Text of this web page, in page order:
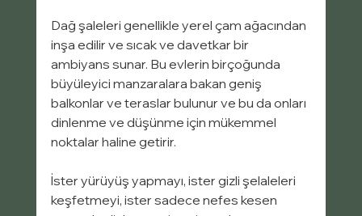
Dağ şaleleri genellikle yerel çam ağacından
inşa edilir ve sıcak ve davetkar bir
ambiyans sunar. Bu evlerin birçoğunda
büyüleyici manzaralara bakan geniş
balkonlar ve teraslar bulunur ve bu da onları
dinlenme ve düşünme için mükemmel
noktalar haline getirir.
İster yürüyüş yapmayı, ister gizli şelaleleri
keşfetmeyi, ister sadece nefes kesen